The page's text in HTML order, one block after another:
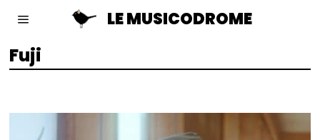
LE MUSICODROME
Fuji